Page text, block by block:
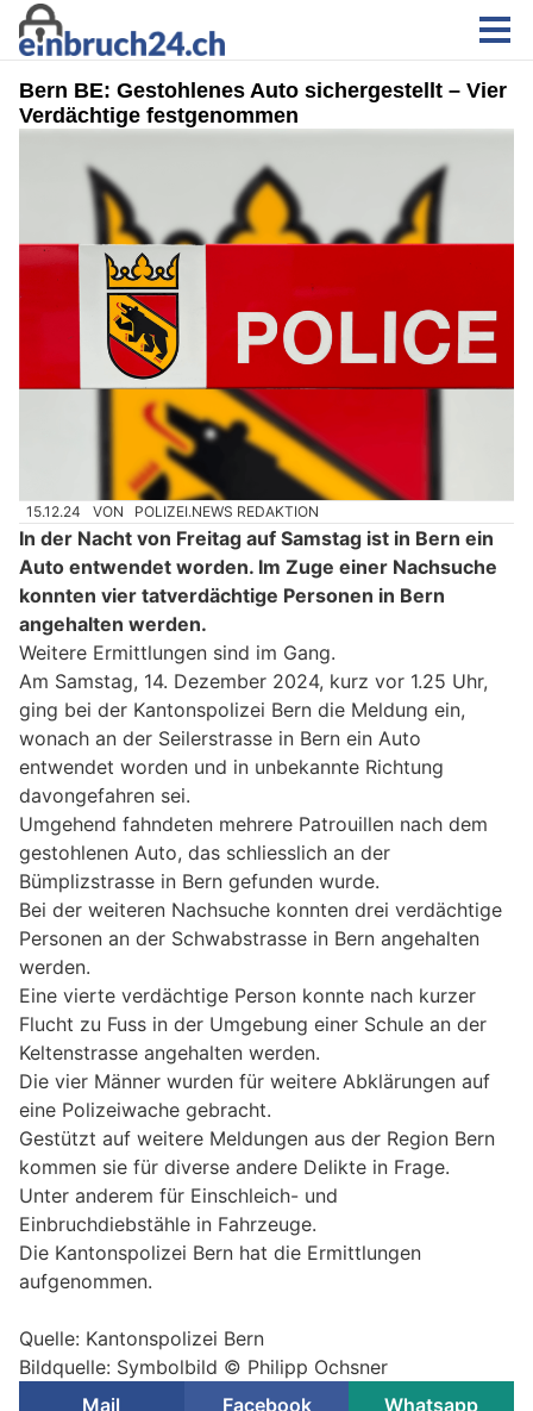
Bern BE: Gestohlenes Auto sichergestellt – Vier
Verdächtige festgenommen
15.12.24 VON POLIZEI.NEWS REDAKTION
In der Nacht von Freitag auf Samstag ist in Bern ein
Auto entwendet worden. Im Zuge einer Nachsuche
konnten vier tatverdächtige Personen in Bern
angehalten werden.
Weitere Ermittlungen sind im Gang.
Am Samstag, 14. Dezember 2024, kurz vor 1.25 Uhr,
ging bei der Kantonspolizei Bern die Meldung ein,
wonach an der Seilerstrasse in Bern ein Auto
entwendet worden und in unbekannte Richtung
davongefahren sei.
Umgehend fahndeten mehrere Patrouillen nach dem
gestohlenen Auto, das schliesslich an der
Bümplizstrasse in Bern gefunden wurde.
Bei der weiteren Nachsuche konnten drei verdächtige
Personen an der Schwabstrasse in Bern angehalten
werden.
Eine vierte verdächtige Person konnte nach kurzer
Flucht zu Fuss in der Umgebung einer Schule an der
Keltenstrasse angehalten werden.
Die vier Männer wurden für weitere Abklärungen auf
eine Polizeiwache gebracht.
Gestützt auf weitere Meldungen aus der Region Bern
kommen sie für diverse andere Delikte in Frage.
Unter anderem für Einschleich- und
Einbruchdiebstähle in Fahrzeuge.
Die Kantonspolizei Bern hat die Ermittlungen
aufgenommen.
Quelle: Kantonspolizei Bern
Bildquelle: Symbolbild © Philipp Ochsner
Mail
Facebook Whatsapp